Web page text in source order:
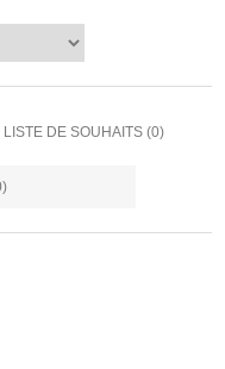
LISTE DE SOUHAITS (0)